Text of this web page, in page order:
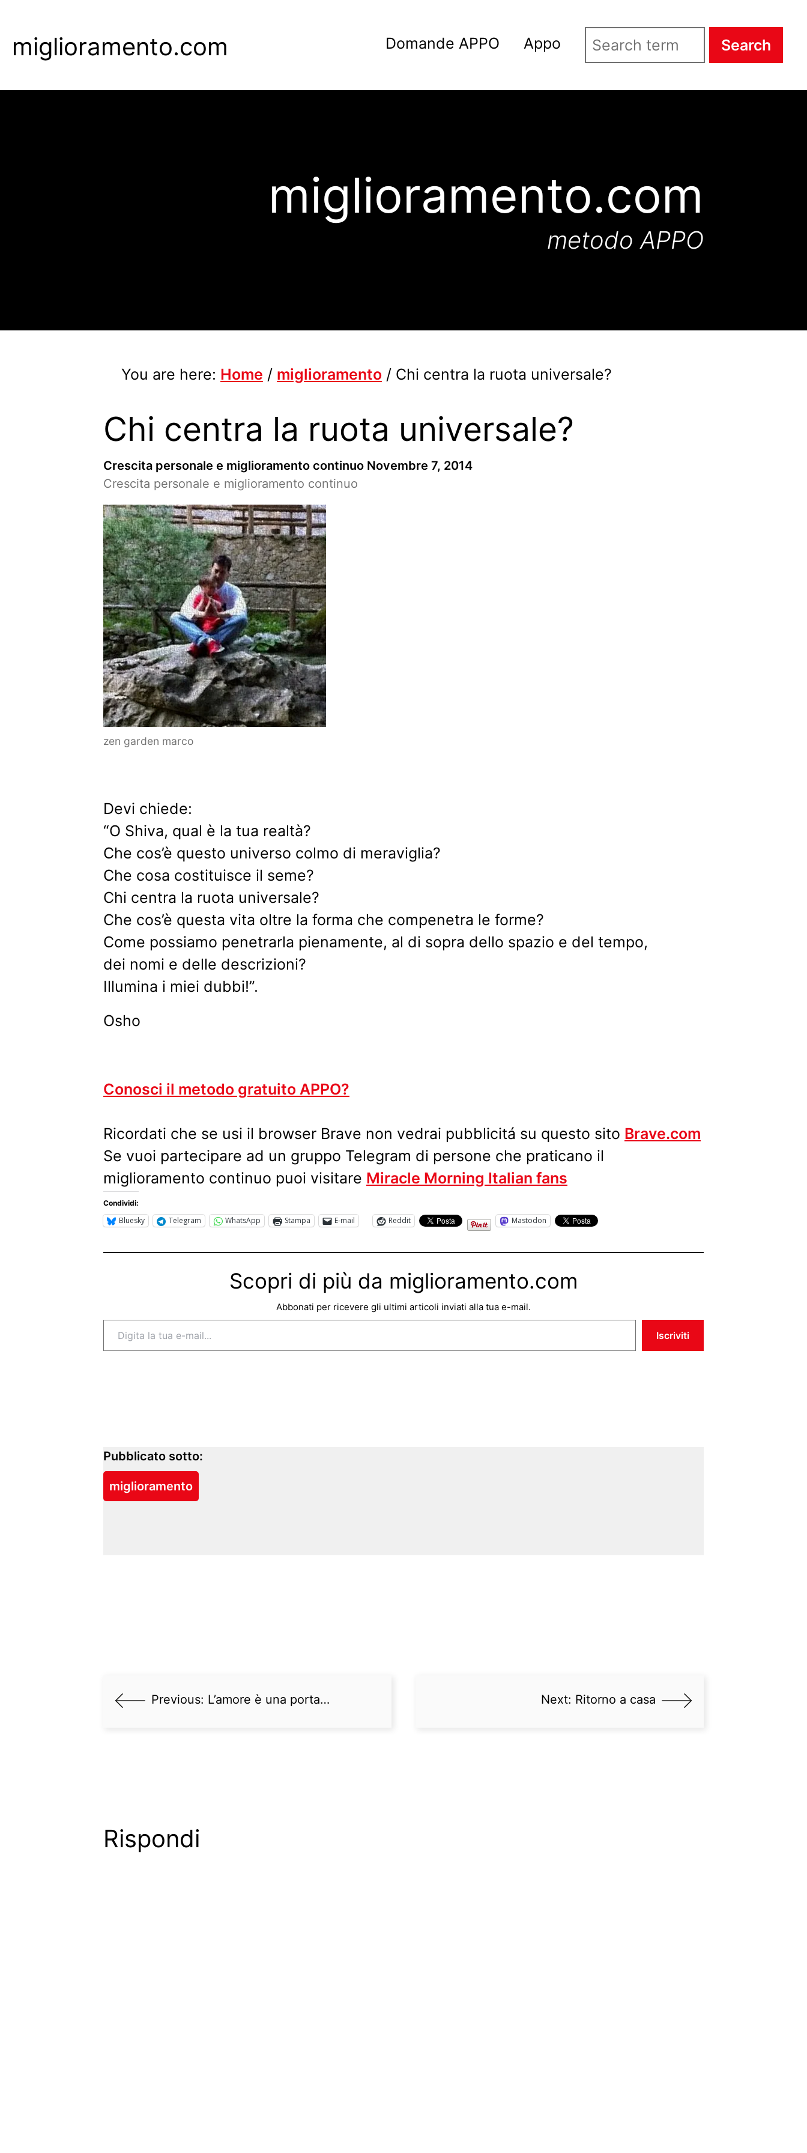
main
miglioramento.com Domande APPO Appo Search
miglioramento.com
metodo APPO
You are here: Home / miglioramento / Chi centra la ruota universale?
Chi centra la ruota universale?
Crescita personale e miglioramento continuo Novembre 7, 2014
Crescita personale e miglioramento continuo
zen garden marco
Devi chiede:
“O Shiva, qual è la tua realtà?
Che cos’è questo universo colmo di meraviglia?
Che cosa costituisce il seme?
Chi centra la ruota universale?
Che cos’è questa vita oltre la forma che compenetra le forme?
Come possiamo penetrarla pienamente, al di sopra dello spazio e del tempo,
dei nomi e delle descrizioni?
Illumina i miei dubbi!”.
Osho
Conosci il metodo gratuito APPO?
Ricordati che se usi il browser Brave non vedrai pubblicitá su questo sito Brave.com
Se vuoi partecipare ad un gruppo Telegram di persone che praticano il
miglioramento continuo puoi visitare Miracle Morning Italian fans
Condividi:
Bluesky Telegram WhatsApp Stampa E-mail Reddit Mastodon
Scopri di più da miglioramento.com
Abbonati per ricevere gli ultimi articoli inviati alla tua e-mail.
Digita la tua e-mail...
Iscriviti
Pubblicato sotto:
miglioramento
Previous: L’amore è una porta… Next: Ritorno a casa
Rispondi